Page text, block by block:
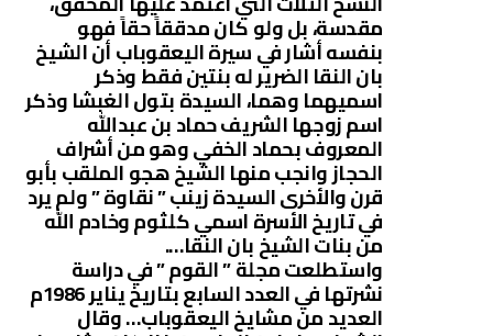
مقدسة، بل ولو كان مدققاً حقاً فهو
بنفسه أشار في سيرة اليعقوباب أن الشيخ
بان النقا الضرير له بنتين فقط وذكر
اسميهما وهما، السيدة بتول الغبشا وذكر
اسم زوجها الشريف حماد بن عبدالله
المعروف بحماد الخفي وهو من أشراف
الحجاز وانجب منها الشيخ هجو الملقب بأبو
قرن والأخرى السيدة زينب ” نقاوة ” ولم يرد
في تاريخ الأسرة اسمي كلثوم وخادم الله
من بنات الشيخ بان النقا….
واستطلعت مجلة ” القوم ” في دراسة
نشرتها في العدد السابع بتاريخ يناير 1986م
العديد من مشايخ اليعقوباب… وقال